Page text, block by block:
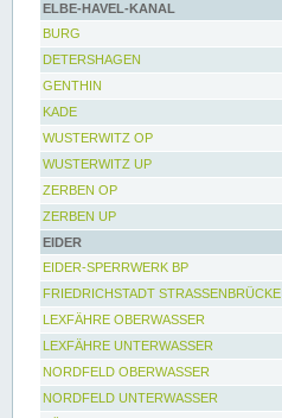
ELBE-HAVEL-KANAL
BURG
DETERSHAGEN
GENTHIN
KADE
WUSTERWITZ OP
WUSTERWITZ UP
ZERBEN OP
ZERBEN UP
EIDER
EIDER-SPERRWERK BP
FRIEDRICHSTADT STRASSENBRÜCKE
LEXFÄHRE OBERWASSER
LEXFÄHRE UNTERWASSER
NORDFELD OBERWASSER
NORDFELD UNTERWASSER